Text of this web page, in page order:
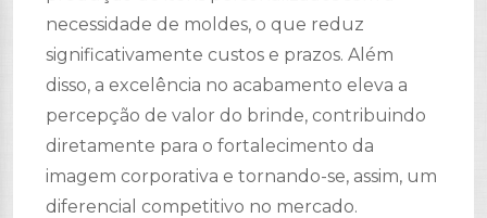
necessidade de moldes, o que reduz
significativamente custos e prazos. Além
disso, a excelência no acabamento eleva a
percepção de valor do brinde, contribuindo
diretamente para o fortalecimento da
imagem corporativa e tornando-se, assim, um
diferencial competitivo no mercado.